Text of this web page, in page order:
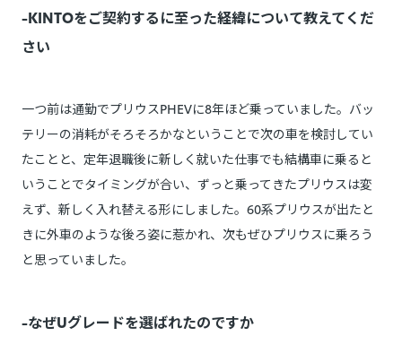
-KINTOをご契約するに至った経緯について教えてくだ
さい
一つ前は通勤でプリウスPHEVに8年ほど乗っていました。バッ
テリーの消耗がそろそろかなということで次の車を検討してい
たことと、定年退職後に新しく就いた仕事でも結構車に乗ると
いうことでタイミングが合い、ずっと乗ってきたプリウスは変
えず、新しく入れ替える形にしました。60系プリウスが出たと
きに外車のような後ろ姿に惹かれ、次もぜひプリウスに乗ろう
と思っていました。
-なぜUグレードを選ばれたのですか